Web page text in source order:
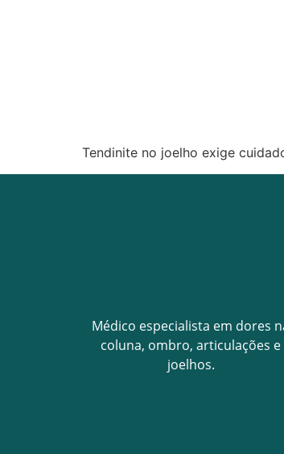
Tendinite no joelho exige
Médico especialista em dores
coluna, ombro, articulações e
joelhos.